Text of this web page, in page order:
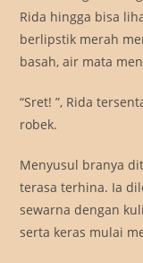
Rida hingga bisa
berlipstik merah
basah, air mata
“Sret! ”, Rida
robek.
Menyusul branya
terasa terhina. Ia
sewarna dengan
serta keras mulai